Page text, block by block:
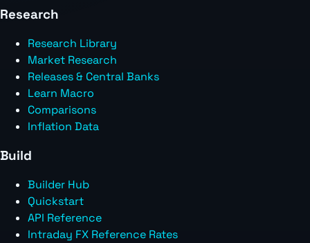
Research
Research Library
Market Research
Releases & Central Banks
Learn Macro
Comparisons
Inflation Data
Build
Builder Hub
Quickstart
API Reference
Intraday FX Reference Rates